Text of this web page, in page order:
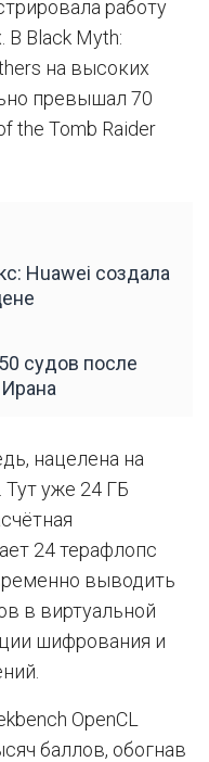
работу
В Black Myth:
на высоких
превышал 70
the Tomb Raider
Huawei создала
судов после
нацелена на
уже 24 ГБ
24 терафлопс
выводить
в виртуальной
шифрования и
OpenCL
баллов, обогнав